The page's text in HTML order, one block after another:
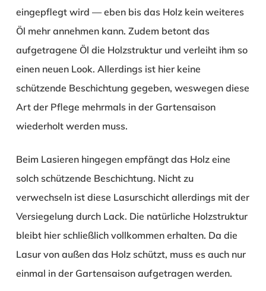
eingepflegt wird — eben bis das Holz kein weiteres
Öl mehr annehmen kann. Zudem betont das
aufgetragene Öl die Holzstruktur und verleiht ihm so
einen neuen Look. Allerdings ist hier keine
schützende Beschichtung gegeben, weswegen diese
Art der Pflege mehrmals in der Gartensaison
wiederholt werden muss.
Beim Lasieren hingegen empfängt das Holz eine
solch schützende Beschichtung. Nicht zu
verwechseln ist diese Lasurschicht allerdings mit der
Versiegelung durch Lack. Die natürliche Holzstruktur
bleibt hier schließlich vollkommen erhalten. Da die
Lasur von außen das Holz schützt, muss es auch nur
einmal in der Gartensaison aufgetragen werden.